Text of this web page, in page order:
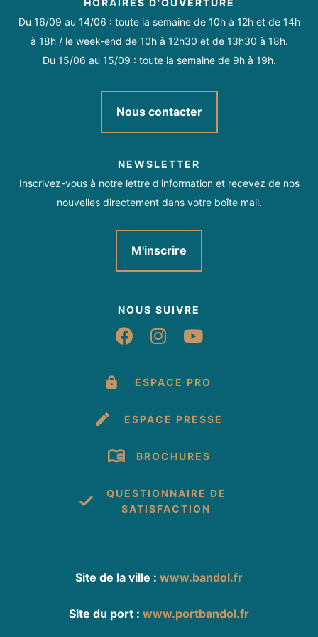
HORAIRES D'OUVERTURE
Du 16/09 au 14/06 : toute la semaine de 10h à 12h et de 14h
à 18h / le week-end de 10h à 12h30 et de 13h30 à 18h.
Du 15/06 au 15/09 : toute la semaine de 9h à 19h.
Nous contacter
NEWSLETTER
Inscrivez-vous à notre lettre d'information et recevez de nos
nouvelles directement dans votre boîte mail.
M'inscrire
NOUS SUIVRE
Suivez-nous sur
Suivez-nous sur
Suivez-nous
ESPACE PRO
ESPACE PRESSE
BROCHURES
QUESTIONNAIRE DE
SATISFACTION
Site de la ville : www.bandol.fr
Site du port : www.portbandol.fr